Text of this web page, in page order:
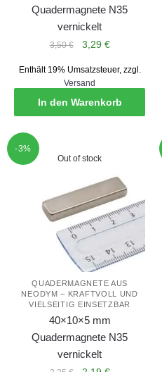
Quadermagnete N35
vernickelt
3,50€
Ursprünglicher
war:
3,50 €
3,29 €Aktueller
ist:
3,29 €.
Enthält 19% Umsatzsteuer, zzgl.
Versand
In den Warenkorb
-3%
Out of stock
QUADERMAGNETE AUS
NEODYM – KRAFTVOLL UND
VIELSEITIG EINSETZBAR
40×10×5 mm
Quadermagnete N35
vernickelt